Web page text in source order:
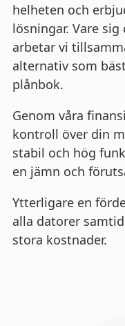
helheten och
lösningar. Vare
arbetar vi
alternativ som
plånbok.
Genom våra
kontroll över din
stabil och hög
en jämn och
Ytterligare en
alla datorer
stora kostnader.